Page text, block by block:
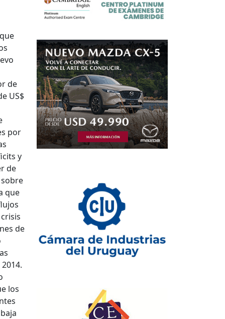
de
US$
por
y
de
que
de
los